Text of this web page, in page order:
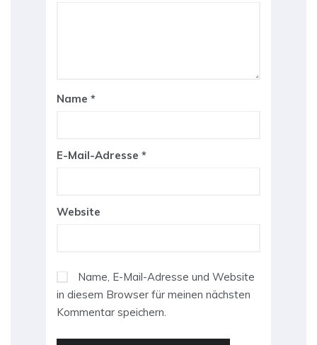
Name *
E-Mail-Adresse *
Website
Name, E-Mail-Adresse und Website
in diesem Browser für meinen nächsten
Kommentar speichern.